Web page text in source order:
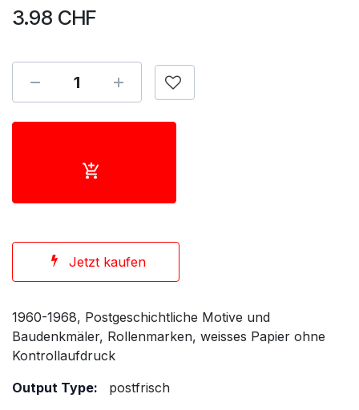
3.98 CHF
Jetzt kaufen
1960-1968, Postgeschichtliche Motive und
Baudenkmäler, Rollenmarken, weisses Papier ohne
Kontrollaufdruck
Output Type:
postfrisch